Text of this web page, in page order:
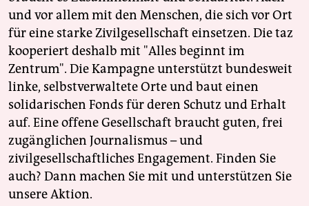
und vor allem mit den Menschen, die sich vor Ort
für eine starke Zivilgesellschaft einsetzen. Die taz
kooperiert deshalb mit "Alles beginnt im
Zentrum". Die Kampagne unterstützt bundesweit
linke, selbstverwaltete Orte und baut einen
solidarischen Fonds für deren Schutz und Erhalt
auf. Eine offene Gesellschaft braucht guten, frei
zugänglichen Journalismus – und
zivilgesellschaftliches Engagement. Finden Sie
auch? Dann machen Sie mit und unterstützen Sie
unsere Aktion.